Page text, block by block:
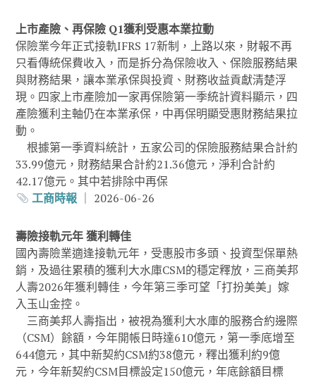
上市產險、再保險 Q1獲利受惠本業拉動
保險業今年正式接軌IFRS 17新制，上路以來，財報不再
只看傳統保費收入，而是拆分為保險收入、保險服務結果
與財務結果，讓本業承保與投資、財務收益貢獻清楚浮
現。四家上市產險加一家再保險第一季統計資料顯示，四
產險獲利主軸仍在本業承保，中再保明顯受惠財務結果拉
動。
根據第一季資料統計，五家公司的保險服務結果合計約
33.99億元，財務結果合計約21.36億元，淨利合計約
42.17億元。其中若排除中再保
工商時報｜ 2026-06-26
壽險接軌元年 獲利轉佳
國內壽險業適逢接軌元年，受惠股市多頭、投資型保單熱
銷，及過往累積的獲利大水庫CSM的穩定釋放，三商美邦
人壽2026年獲利轉佳，今年第三季可望「打扮美美」嫁
入玉山金控。
三商美邦人壽指出，被視為獲利大水庫的服務合約邊際
（CSM）餘額，今年開帳日時達610億元，第一季底增至
644億元，其中新契約CSM約38億元，釋出獲利約9億
元，今年新契約CSM目標設定150億元，年底餘額目標